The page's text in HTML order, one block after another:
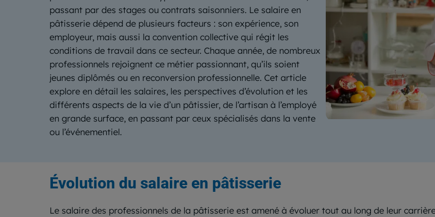
passant par des stages ou contrats saisonniers. Le salaire en
pâtisserie dépend de plusieurs facteurs : son expérience, son
employeur, mais aussi la convention collective qui régit les
conditions de travail dans ce secteur. Chaque année, de nombreux
professionnels rejoignent ce métier passionnant, qu’ils soient
jeunes diplômés ou en reconversion professionnelle. Cet article
explore en détail les salaires, les perspectives d’évolution et les
différents aspects de la vie d’un pâtissier, de l’artisan à l’employé
en grande surface, en passant par ceux spécialisés dans la vente
ou l’événementiel.
Évolution du salaire en pâtisserie
Le salaire des professionnels de la pâtisserie est amené à évoluer tout au long de leur